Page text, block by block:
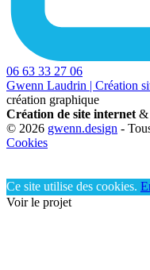
06 63 33 27 06
Gwenn Laudrin | Création
création graphique
Création de site internet &
© 2026 gwenn.design -
Cookies
Ce site utilise des cookies.
Voir le projet